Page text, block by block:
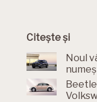
Citește și
Noul
Beetle